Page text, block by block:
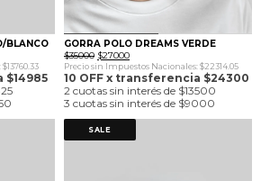
BLANCO
$14985
0 1
GORRA POLO DREAMS VERDE
$35000 El
precio
original
era:
$35000.
$27000El
precio
actual
es:
$27000.
Precio sin Impuestos Nacionales: $22314.05
10 OFF x transferencia $24300
2 cuotas sin interés de $13500
3 cuotas sin interés de $9000
SALE